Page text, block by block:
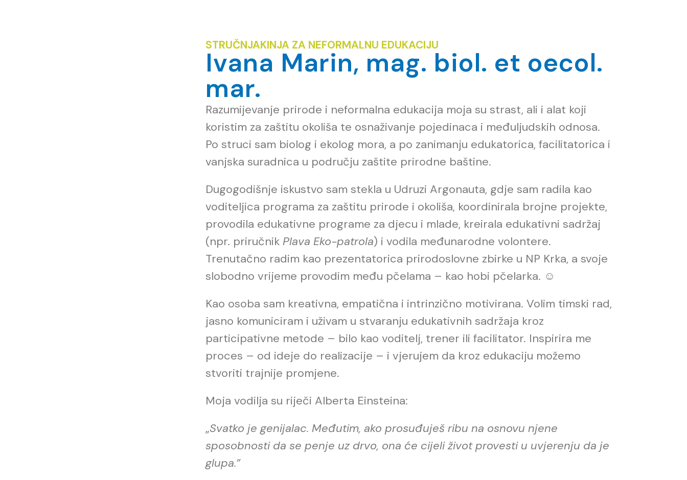
STRUČNJAKINJA ZA NEFORMALNU EDUKACIJU
Ivana Marin, mag. biol. et oecol.
mar.
Razumijevanje prirode i neformalna edukacija moja su strast, ali i alat koji
koristim za zaštitu okoliša te osnaživanje pojedinaca i međuljudskih odnosa.
Po struci sam biolog i ekolog mora, a po zanimanju edukatorica, facilitatorica i
vanjska suradnica u području zaštite prirodne baštine.
Dugogodišnje iskustvo sam stekla u Udruzi Argonauta, gdje sam radila kao
voditeljica programa za zaštitu prirode i okoliša, koordinirala brojne projekte,
provodila edukativne programe za djecu i mlade, kreirala edukativni sadržaj
(npr. priručnik Plava Eko-patrola) i vodila međunarodne volontere.
Trenutačno radim kao prezentatorica prirodoslovne zbirke u NP Krka, a svoje
slobodno vrijeme provodim među pčelama – kao hobi pčelarka. ☺
Kao osoba sam kreativna, empatična i intrinzično motivirana. Volim timski rad,
jasno komuniciram i uživam u stvaranju edukativnih sadržaja kroz
participativne metode – bilo kao voditelj, trener ili facilitator. Inspirira me
proces – od ideje do realizacije – i vjerujem da kroz edukaciju možemo
stvoriti trajnije promjene.
Moja vodilja su riječi Alberta Einsteina:
„Svatko je genijalac. Međutim, ako prosuđuješ ribu na osnovu njene
sposobnosti da se penje uz drvo, ona će cijeli život provesti u uvjerenju da je
glupa.”